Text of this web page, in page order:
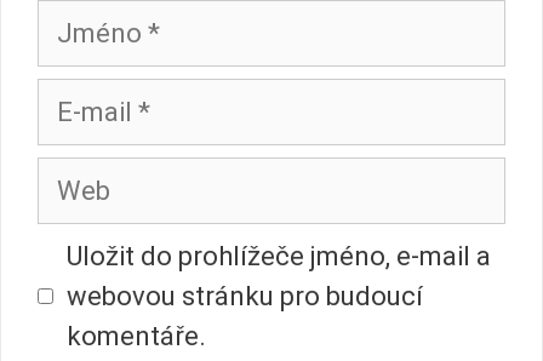
Jméno
E-
mail
Web
Uložit do prohlížeče jméno, e-mail a
webovou stránku pro budoucí
komentáře.